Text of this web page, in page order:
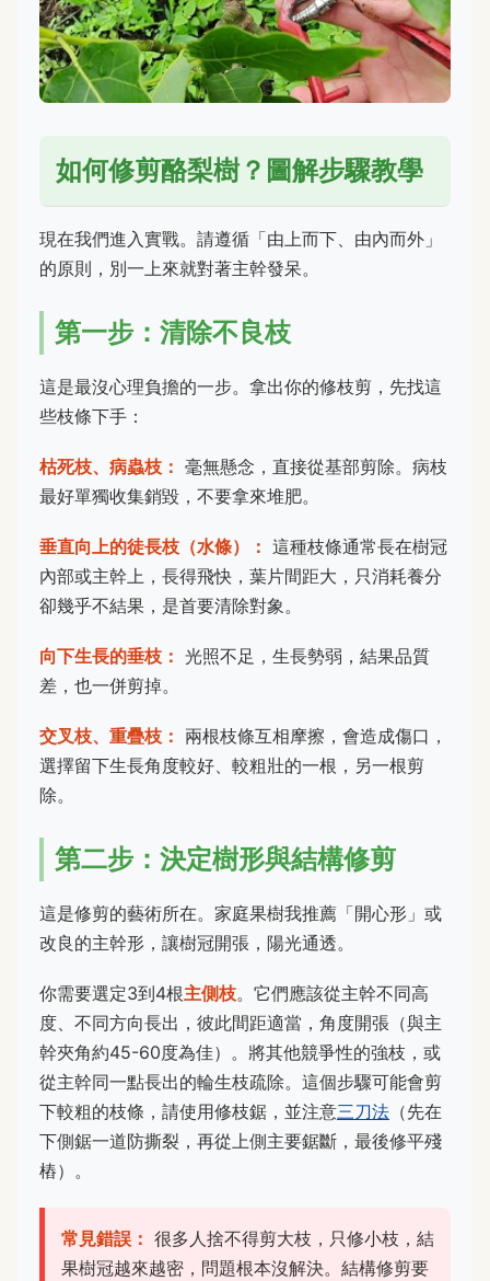
如何修剪酪梨樹？圖解步驟教學
現在我們進入實戰。請遵循「由上而下、由內而外」
的原則，別一上來就對著主幹發呆。
第一步：清除不良枝
這是最沒心理負擔的一步。拿出你的修枝剪，先找這
些枝條下手：
枯死枝、病蟲枝： 毫無懸念，直接從基部剪除。病枝
最好單獨收集銷毀，不要拿來堆肥。
垂直向上的徒長枝（水條）： 這種枝條通常長在樹冠
內部或主幹上，長得飛快，葉片間距大，只消耗養分
卻幾乎不結果，是首要清除對象。
向下生長的垂枝： 光照不足，生長勢弱，結果品質
差，也一併剪掉。
交叉枝、重疊枝： 兩根枝條互相摩擦，會造成傷口，
選擇留下生長角度較好、較粗壯的一根，另一根剪
除。
第二步：決定樹形與結構修剪
這是修剪的藝術所在。家庭果樹我推薦「開心形」或
改良的主幹形，讓樹冠開張，陽光通透。
你需要選定3到4根主側枝。它們應該從主幹不同高
度、不同方向長出，彼此間距適當，角度開張（與主
幹夾角約45-60度為佳）。將其他競爭性的強枝，或
從主幹同一點長出的輪生枝疏除。這個步驟可能會剪
下較粗的枝條，請使用修枝鋸，並注意三刀法 （先在
下側鋸一道防撕裂，再從上側主要鋸斷，最後修平殘
樁）。
常見錯誤： 很多人捨不得剪大枝，只修小枝，結
果樹冠越來越密，問題根本沒解決。結構修剪要